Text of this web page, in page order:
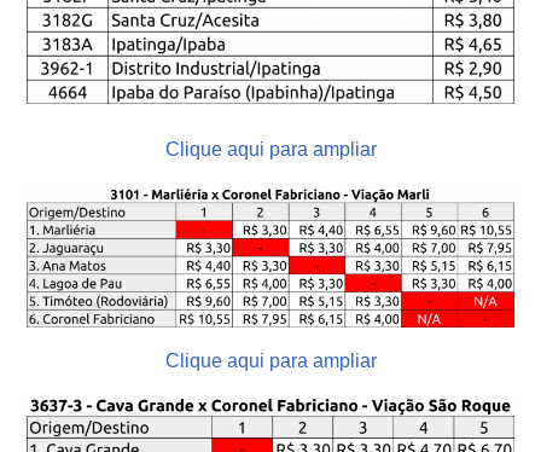
Clique aqui para ampliar
Clique aqui para ampliar